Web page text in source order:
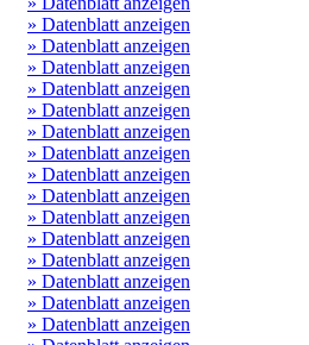
» Datenblatt anzeigen
» Datenblatt anzeigen
» Datenblatt anzeigen
» Datenblatt anzeigen
» Datenblatt anzeigen
» Datenblatt anzeigen
» Datenblatt anzeigen
» Datenblatt anzeigen
» Datenblatt anzeigen
» Datenblatt anzeigen
» Datenblatt anzeigen
» Datenblatt anzeigen
» Datenblatt anzeigen
» Datenblatt anzeigen
» Datenblatt anzeigen